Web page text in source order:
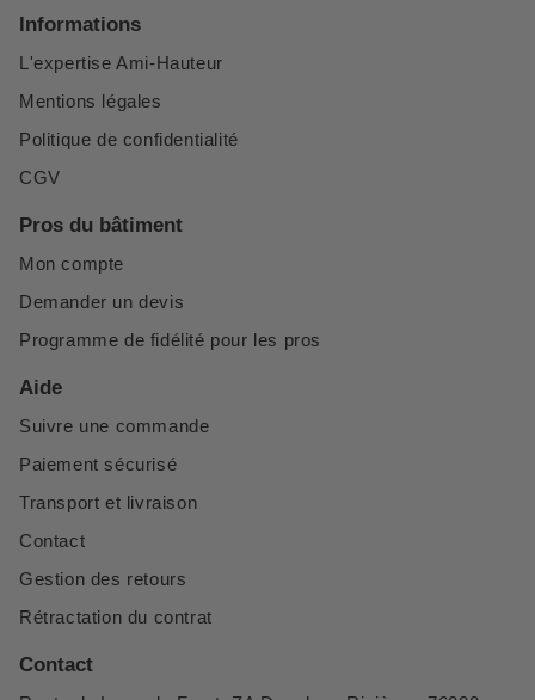
Informations
L'expertise Ami-Hauteur
Mentions légales
Politique de confidentialité
CGV
Pros du bâtiment
Mon compte
Demander un devis
Programme de fidélité pour les pros
Aide
Suivre une commande
Paiement sécurisé
Transport et livraison
Contact
Gestion des retours
Rétractation du contrat
Contact